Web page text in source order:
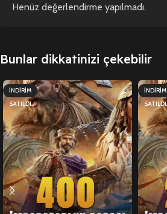
Henüz değerlendirme yapılmadı.
Bunlar dikkatinizi çekebilir
İNDIRIM
SATILDI
İNDIRIM
SATILDI